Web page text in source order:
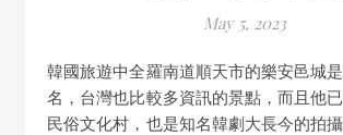
May 5, 2023
韓國旅遊中全羅南道順天市的樂安邑城是在順天比較有
名，台灣也比較多資訊的景點，而且他
民俗文化村，也是知名韓劇大長今的拍